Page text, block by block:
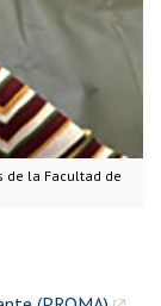
de la Facultad de